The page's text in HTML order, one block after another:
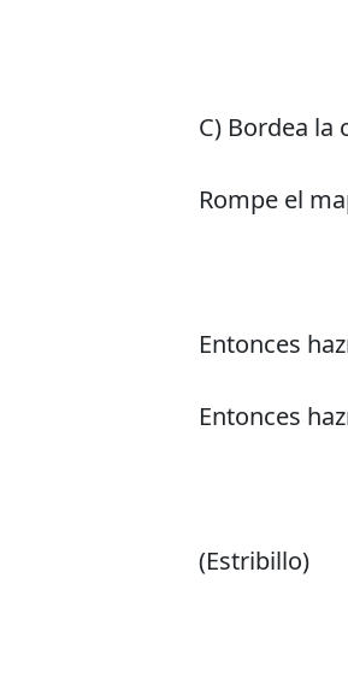
C) Bordea la
Rompe el
Entonces
Entonces
(Estribillo)